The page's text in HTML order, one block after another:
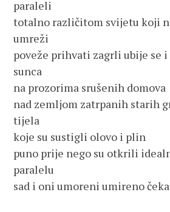
paraleli
totalno različitom svijetu koji
umreži
poveže prihvati zagrli ubije se
sunca
na prozorima srušenih domova
nad zemljom zatrpanih starih
tijela
koje su sustigli olovo i plin
puno prije nego su otkrili
paralelu
sad i oni umoreni umireno